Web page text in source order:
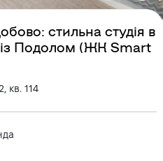
стильна студія в
Подолом (ЖК Smart
кв. 114